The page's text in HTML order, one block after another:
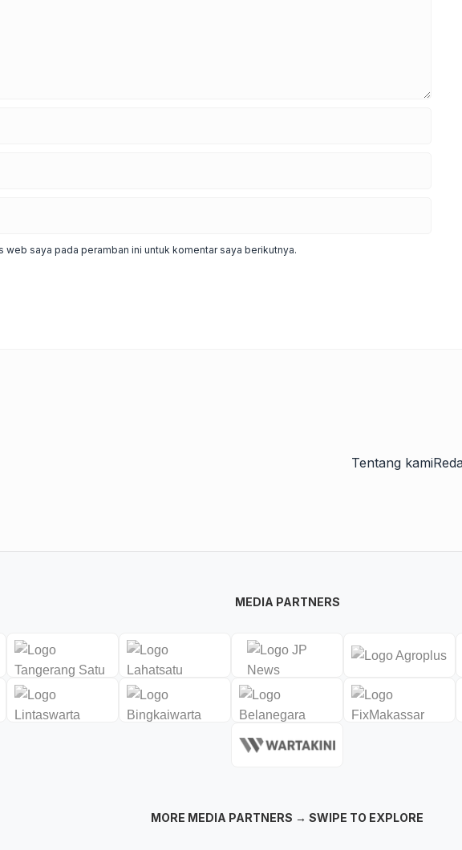
web saya pada peramban ini untuk komentar saya berikutnya.
Tentang kami
MEDIA PARTNERS
MORE MEDIA PARTNERS → SWIPE TO EXPLORE